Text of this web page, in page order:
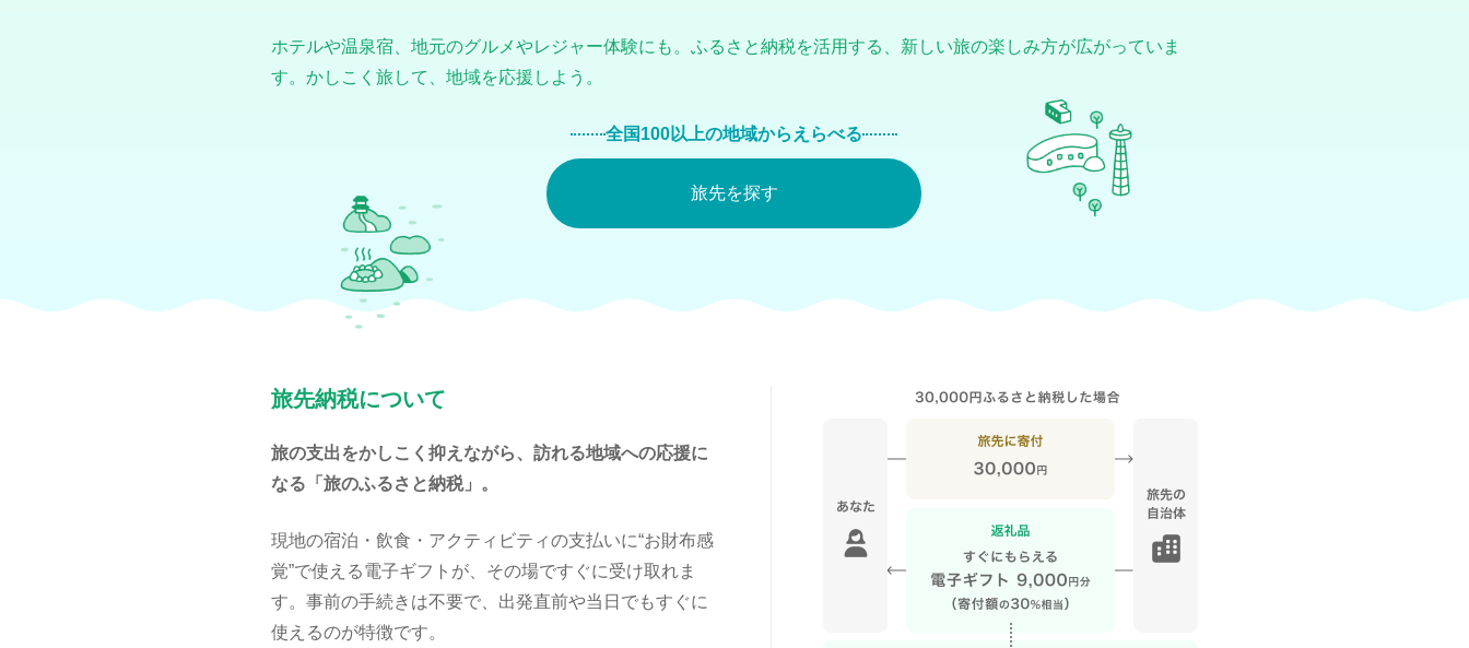
ホテルや温泉宿、地元のグルメやレジャー体験にも。ふるさと納税を活用する、新しい旅の楽しみ方が広がっていま
す。かしこく旅して、地域を応援しよう。
全国100以上の地域からえらべる
旅先を探す
旅先納税について
旅の支出をかしこく抑えながら、訪れる地域への応援に
なる「旅のふるさと納税」。
現地の宿泊・飲食・アクティビティの支払いに“お財布感
覚”で使える電子ギフトが、その場ですぐに受け取れま
す。事前の手続きは不要で、出発直前や当日でもすぐに
使えるのが特徴です。